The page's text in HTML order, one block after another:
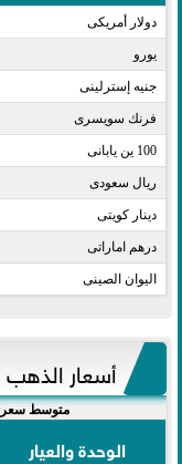
دولار أمريكى​
يورو​
جنيه إسترلينى​
فرنك سويسرى​
100 ين يابانى​
ريال سعودى​
دينار كويتى​
درهم اماراتى​
اليوان الصينى​
أسعار الذهب
متوسط سعر
الوحدة والعيار